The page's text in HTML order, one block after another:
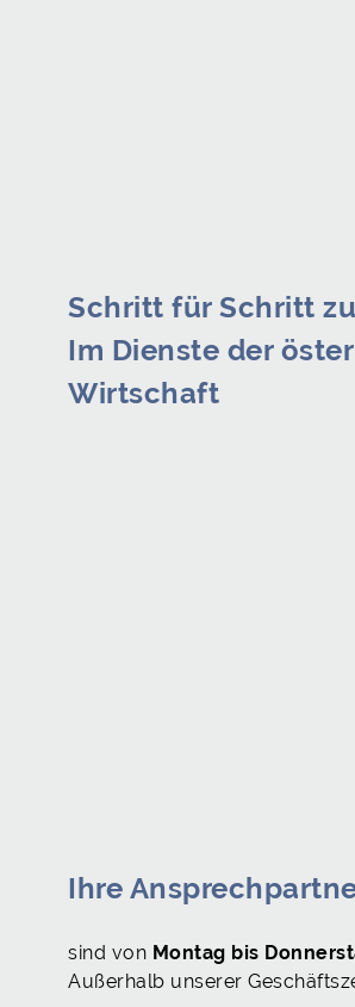
Schritt für Schritt
Im Dienste der
Wirtschaft
Ihre
sind von Montag bis
Außerhalb unserer